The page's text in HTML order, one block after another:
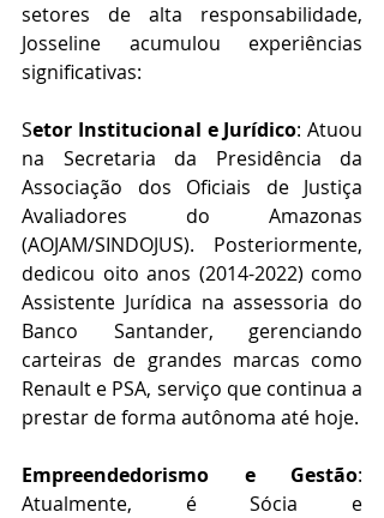
setores de alta responsabilidade,
Josseline acumulou experiências
significativas:
Setor Institucional e Jurídico: Atuou
na Secretaria da Presidência da
Associação dos Oficiais de Justiça
Avaliadores do Amazonas
(AOJAM/SINDOJUS). Posteriormente,
dedicou oito anos (2014-2022) como
Assistente Jurídica na assessoria do
Banco Santander, gerenciando
carteiras de grandes marcas como
Renault e PSA, serviço que continua a
prestar de forma autônoma até hoje.
Empreendedorismo e Gestão:
Atualmente, é Sócia e